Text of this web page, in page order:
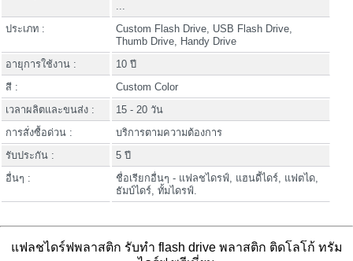
ประเภท :
Custom Flash Drive, USB Flash Drive,
Thumb Drive, Handy Drive
อายุการใช้งาน :
10 ปี
สี :
Custom Color
เวลาผลิตและขนส่ง :
15 - 20 วัน
การสั่งซื้อด่วน :
บริการตามความต้องการ
รับประกัน :
5 ปี
อื่นๆ :
ชื่อเรียกอื่นๆ - แฟลชไดรฟ์, แฮนดี้ไดร์, แฟตได,
ธัมบ์ไดร์, ทั้มไดรฟ์.
แฟลชไดร์ฟพลาสติก รับทำ flash drive พลาสติก ติดโลโก้ ทรัม